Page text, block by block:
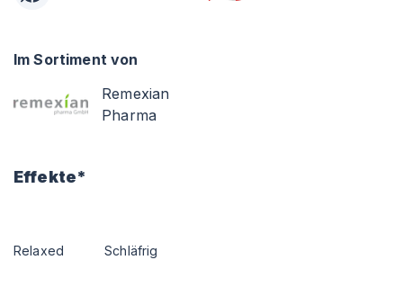
Im Sortiment von
Remexian
Pharma
Effekte*
Relaxed Schläfrig